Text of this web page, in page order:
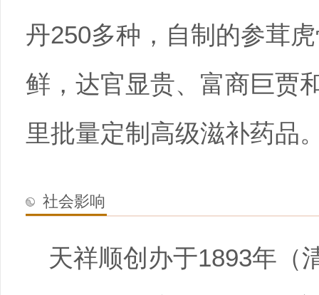
丹250多种，自制的参茸
鲜，达官显贵、富商巨贾
里批量定制高级滋补药品
社会影响
天祥顺创办于1893年（